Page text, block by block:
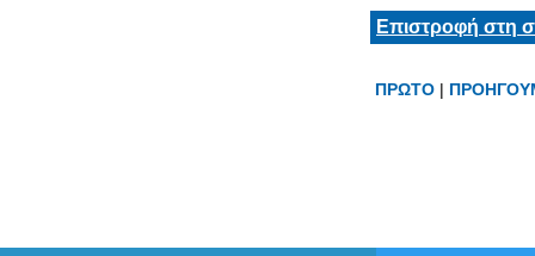
Επιστροφή στη
ΠΡΩΤΟ |